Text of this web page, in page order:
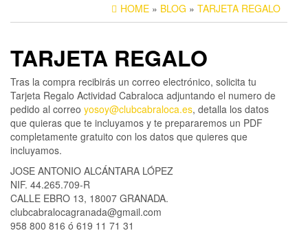
HOME » BLOG » TARJETA REGALO
TARJETA REGALO
Tras la compra recibirás un correo electrónico, solicita tu
Tarjeta Regalo Actividad Cabraloca adjuntando el numero de
pedido al correo yosoy@clubcabraloca.es, detalla los datos
que quieras que te incluyamos y te prepararemos un PDF
completamente gratuito con los datos que quieres que
incluyamos.
JOSE ANTONIO ALCÁNTARA LÓPEZ
NIF. 44.265.709-R
CALLE EBRO 13, 18007 GRANADA.
clubcabralocagranada@gmail.com
958 800 816 ó 619 11 71 31